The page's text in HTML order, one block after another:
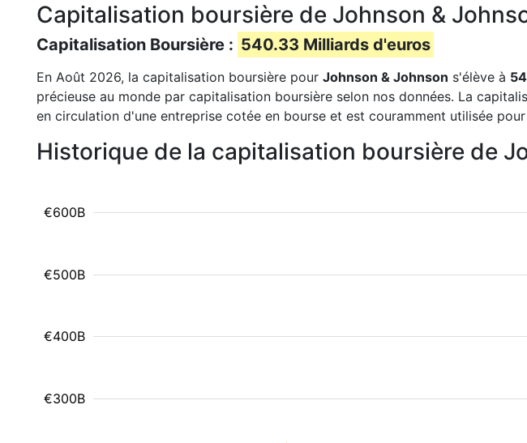
Capitalisation boursière de Johnson &
Capitalisation Boursière : 540.33 Milliards d'euros
En Août 2026, la capitalisation boursière pour Johnson & Johnson s'élève à
précieuse au monde par capitalisation boursière selon nos données. La
en circulation d'une entreprise cotée en bourse et est couramment utilisée
Historique de la capitalisation boursière de
€300B
€400B
€500B
€600B